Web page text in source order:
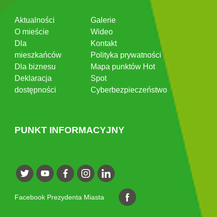
Aktualności
O mieście
Dla
mieszkańców
Dla biznesu
Deklaracja
dostępności
Galerie
Wideo
Kontakt
Polityka prywatności
Mapa punktów Hot
Spot
Cyberbezpieczeństwo
PUNKT INFORMACYJNY
Facebook Prezydenta Miasta